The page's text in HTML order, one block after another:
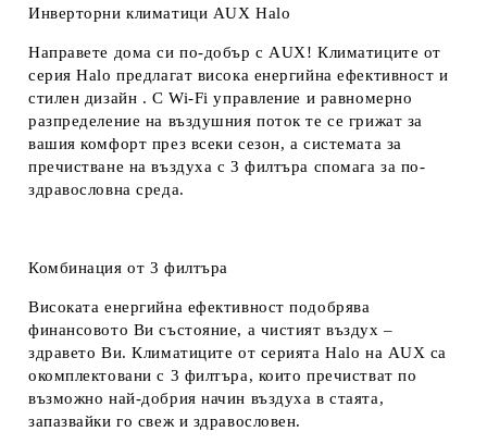
Инверторни климатици AUX Halo
Направете дома си по-добър с AUX! Климатиците от
серия Halo предлагат висока енергийна ефективност и
стилен дизайн . С Wi-Fi управление и равномерно
разпределение на въздушния поток те се грижат за
вашия комфорт през всеки сезон, а системата за
пречистване на въздуха с 3 филтъра спомага за по-
здравословна среда.
Комбинация от 3 филтъра
Високата енергийна ефективност подобрява
финансовото Ви състояние, а чистият въздух –
здравето Ви. Климатиците от серията Halo на AUX са
окомплектовани с 3 филтъра, които пречистват по
възможно най-добрия начин въздуха в стаята,
запазвайки го свеж и здравословен.